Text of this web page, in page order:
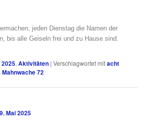
jeden Dienstag die Namen der
bis alle Geiseln frei und zu Hause sind.
2025,Aktivitäten |Verschlagwortet mitacht
,Mahnwache 72
Mai 2025